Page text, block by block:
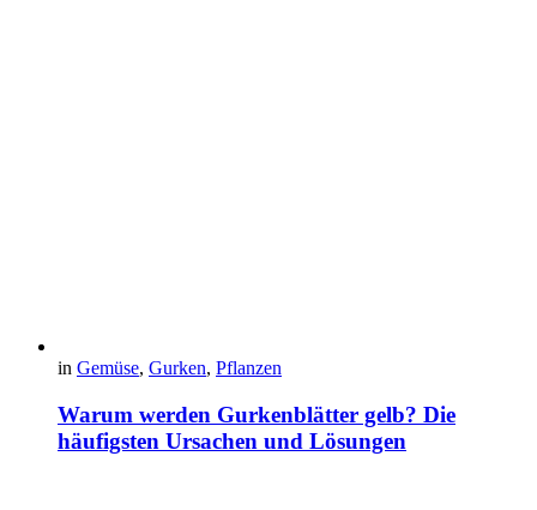
in Gemüse, Gurken, Pflanzen
Warum werden Gurkenblätter gelb? Die
häufigsten Ursachen und Lösungen